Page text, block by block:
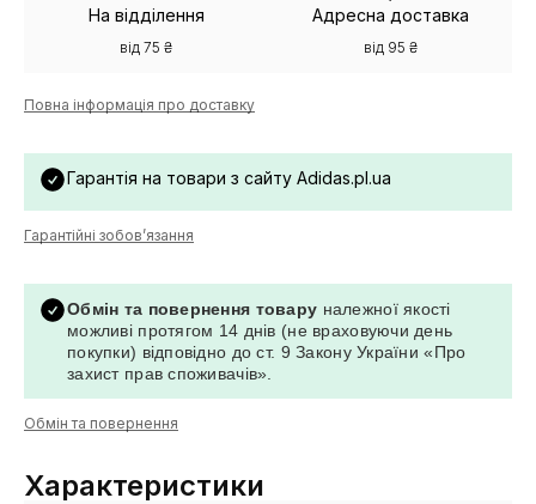
На відділення
від 75 ₴
Адресна доставка
від 95 ₴
Повна інформація про доставку
Гарантія на товари з сайту Adidas.pl.ua
Гарантійні зобов’язання
Обмін та повернення товару належної якості
можливі протягом 14 днів (не враховуючи день
покупки) відповідно до ст. 9 Закону України «Про
захист прав споживачів».
Обмін та повернення
Характеристики